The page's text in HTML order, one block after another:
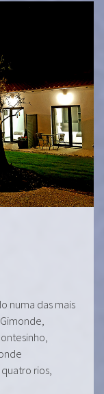
numa das mais
rios,